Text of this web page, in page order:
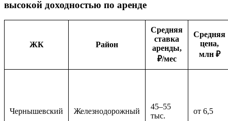
высокой доходностью по аренде
ЖК Район
Средняя
ставка
аренды,
₽/мес
Средняя
цена,
млн ₽
Чернышевский Железнодорожный
45–55
тыс.
от 6,5